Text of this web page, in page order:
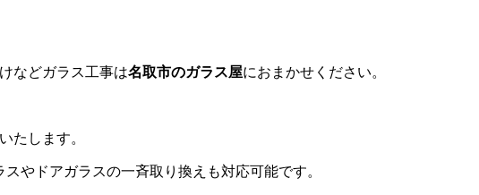
などガラス工事は名取市のガラス屋におまかせください。
たします。
やドアガラスの一斉取り換えも対応可能です。